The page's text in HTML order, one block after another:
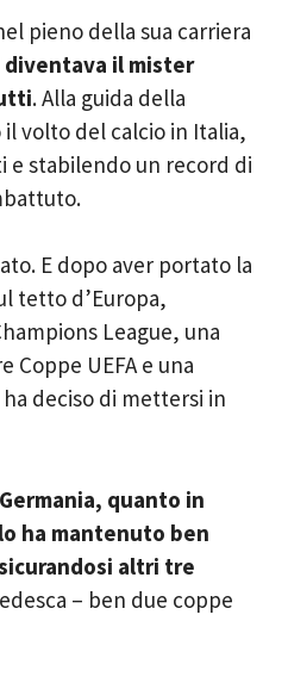
pieno della sua carriera
diventava il mister
. Alla guida della
volto del calcio in Italia,
e stabilendo un record di
E dopo aver portato la
tetto d’Europa,
League, una
Coppe UEFA e una
deciso di mettersi in
quanto in
ha mantenuto ben
altri tre
– ben due coppe